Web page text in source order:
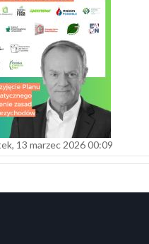
13 marzec 2026 00:09